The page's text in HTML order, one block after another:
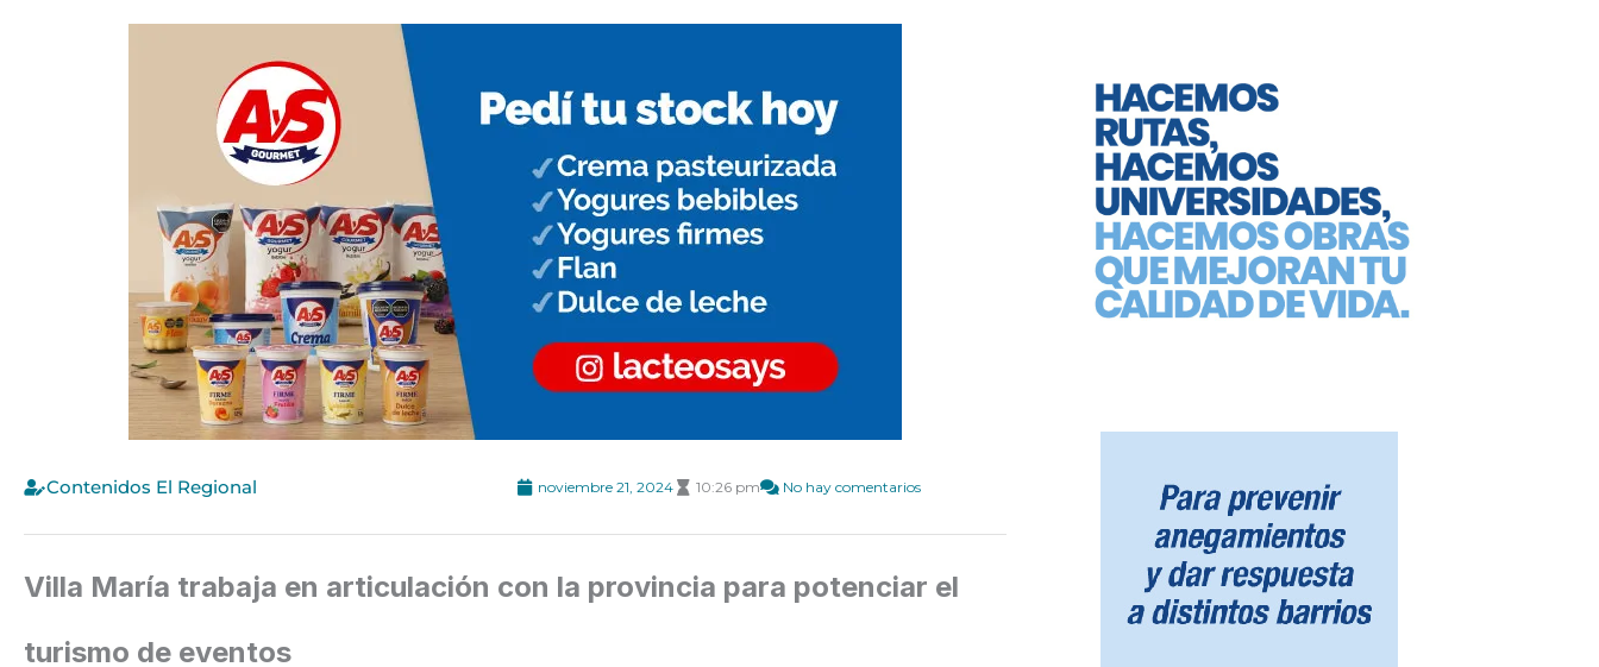
Contenidos El Regional noviembre 21, 2024 10:26 pm No hay comentarios
Villa María trabaja en articulación con la provincia para potenciar el
turismo de eventos